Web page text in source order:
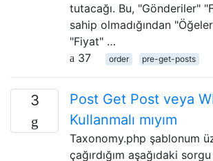
tutacağı. Bu, "Gönderiler"
sahip olmadığından
"Fiyat" …
37
order pre-get-posts
3
Post Get Post veya
Kullanmalı mıyım
Taxonomy.php şablonum
çağırdığım aşağıdaki